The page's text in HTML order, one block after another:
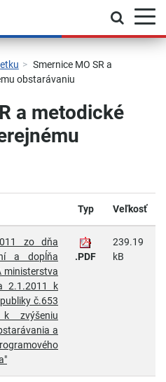
Smernice MO SR a
obstarávaniu
a metodické
Typ Veľkosť
zo dňa
a dopĺňa
ministerstva
2.1.2011 k
č.653
zvýšeniu
a
.PDF
239.19
kB